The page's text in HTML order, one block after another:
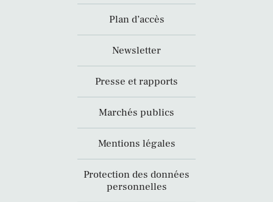
Plan d’accès
Newsletter
Presse et rapports
Marchés publics
Mentions légales
Protection des données
personnelles